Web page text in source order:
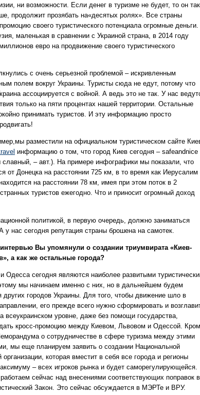
ни возможности. Если денег в туризме не будет, то он так
продолжит прозябать на«десятых ролях». Все страны
своего туристического потенциала огромные деньги.
маленькая в сравнении с Украиной страна, в 2014 году
евро на продвижение своего туристического
с очень серьезной проблемой – искривленным
полем вокруг Украины. Туристы сюда не едут, потому что
ассоциируется с войной. А ведь это не так. У нас
только на пяти процентах нашей территории. Остальные
принимать туристов. И эту информацию просто
разместили на официальном туристическом сайте
информацию о том, что город Киев сегодня – safeandnice
славный, – авт.). На примере инфографики мы показали, что
от Донецка на расстоянии 725 км, в то время как Иерусалим
на расстоянии 78 км, имея при этом поток в 2
туристов ежегодно. Что и приносит огромный доход
политикой, в первую очередь, должно заниматься
у нас сегодня репутация страны брошена на самотек.
Вы упомянули о создании триумвирата «Киев-
а как же остальные города?
Одесса сегодня являются наиболее развитыми
мы начинаем именно с них, но в дальнейшем будем
других городов Украины. Для того, чтобы движение шло в
его прежде всего нужно сформировать и
всеукраинском уровне, даже без помощи государства,
кросс-промоцию между Киевом, Львовом и Одессой.
о сотрудничестве в сфере туризма между этими
мы еще планируем заявить о создании Национальной
организации, которая вместит в себя все города и регионы
– всех игроков рынка и будет саморегулирующейся.
сейчас над внесениями соответствующих поправок в
Закон. Это сейчас обсуждается в МЭРТе и ВРУ.